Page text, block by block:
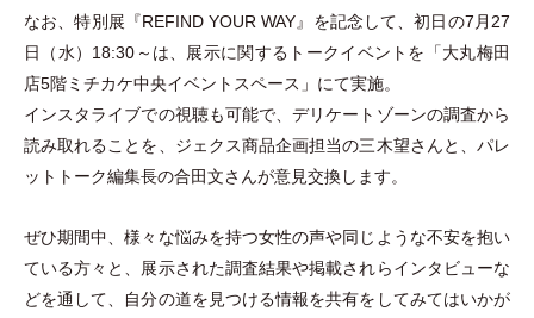
なお、特別展『REFIND YOUR WAY』を記念して、初日の7月27
日
（水） 18:30～は、展示に関するトークイベントを 「大丸梅田
店5階ミチカケ中央イベントスペース 」 にて実施。
インスタライブでの視聴も可能で、デリケートゾーンの調査から
読み取れることを、ジェクス商品企画担当の三木望さんと、パレ
ットトーク編集長の合田文さんが意見交換します。
ぜひ期間中、様々な悩みを持つ女性の声や同じような不安を抱い
ている方々と、展示された調査結果や掲載されらインタビューな
どを通して、自分の道を見つける情報を共有をしてみてはいかが